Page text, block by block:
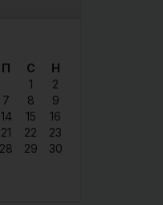
П С
Н
1
2
7 8
9
14 15
16
21 22
23
28 29
30